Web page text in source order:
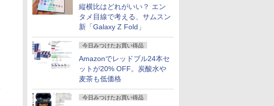
縦横比はどれがいい？ エン
タメ目線で考える、サムスン
新「Galaxy Z Fold」
今日みつけたお買い得品
Amazonでレッドブル24本セ
ットが20% OFF。炭酸水や
麦茶も低価格
今日みつけたお買い得品